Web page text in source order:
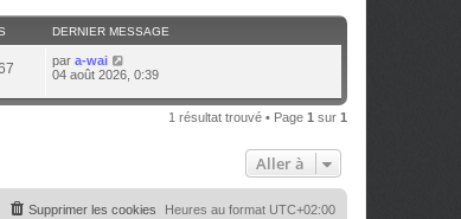
DERNIER MESSAGE
par a-wai
04 août 2026, 0:39
1 résultat trouvé • Page 1 sur 1
Aller à
Heures au format UTC+02:00
Supprimer les cookies